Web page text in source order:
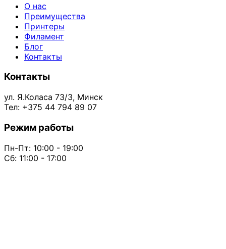
О нас
Преимущества
Принтеры
Филамент
Блог
Контакты
Контакты
ул. Я.Коласа 73/3, Минск
Тел: +375 44 794 89 07
Режим работы
Пн-Пт: 10:00 - 19:00
Сб: 11:00 - 17:00